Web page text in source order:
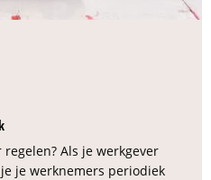
Als je werkgever
je werknemers periodiek